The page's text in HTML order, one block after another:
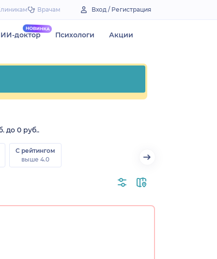
Врачам Вход / Регистрация
ИИ-доктор Психологи Акции
до 0 руб..
С рейтингом
выше 4.0